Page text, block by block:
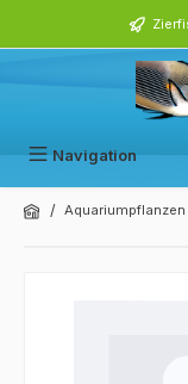
Navigation
/ Aquariumpflanzen